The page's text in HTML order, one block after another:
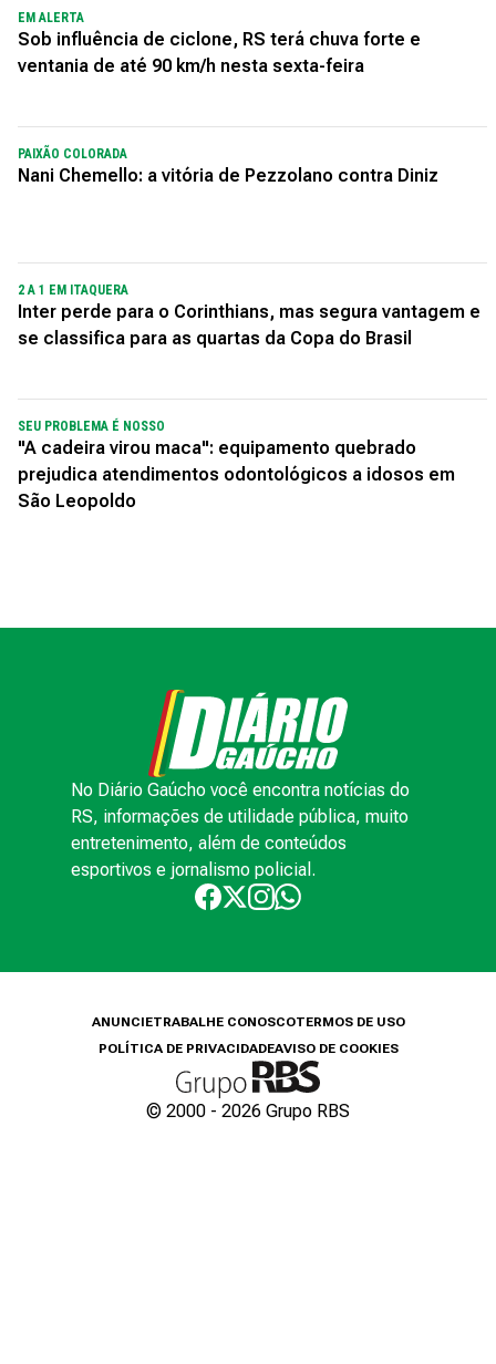
EM ALERTA
Sob influência de ciclone, RS terá chuva forte e
ventania de até 90 km/h nesta sexta-feira
PAIXÃO COLORADA
Nani Chemello: a vitória de Pezzolano contra Diniz
2 A 1 EM ITAQUERA
Inter perde para o Corinthians, mas segura vantagem e
se classifica para as quartas da Copa do Brasil
SEU PROBLEMA É NOSSO
"A cadeira virou maca": equipamento quebrado
prejudica atendimentos odontológicos a idosos em
São Leopoldo
No Diário Gaúcho você encontra notícias do
RS, informações de utilidade pública, muito
entretenimento, além de conteúdos
esportivos e jornalismo policial.
ANUNCIETRABALHE CONOSCOTERMOS DE USO
POLÍTICA DE PRIVACIDADEAVISO DE COOKIES
© 2000 - 2026 Grupo RBS